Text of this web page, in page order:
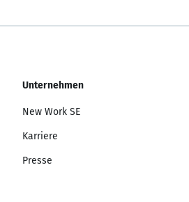
Unternehmen
New Work SE
Karriere
Presse